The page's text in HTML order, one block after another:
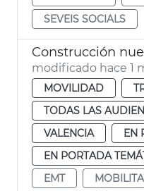
SEVEIS SOCIALS
modificado hace 1
MOVILIDAD
TODAS LAS
VALENCIA
EN
EN PORTADA
EMT